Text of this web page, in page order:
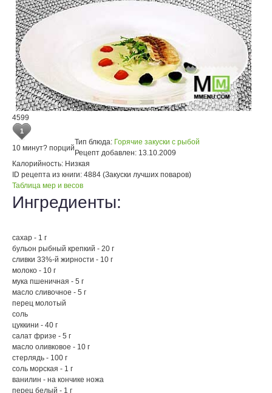
4599
1
10 минут? порций
Тип блюда: Горячие закуски с рыбой
Рецепт добавлен: 13.10.2009
Калорийность: Низкая
ID рецепта из книги: 4884 (Закуски лучших поваров)
Таблица мер и весов
Ингредиенты:
сахар - 1 г
бульон рыбный крепкий - 20 г
сливки 33%-й жирности - 10 г
молоко - 10 г
мука пшеничная - 5 г
масло сливочное - 5 г
перец молотый
соль
цуккини - 40 г
салат фризе - 5 г
масло оливковое - 10 г
стерлядь - 100 г
соль морская - 1 г
ванилин - на кончике ножа
перец белый - 1 г